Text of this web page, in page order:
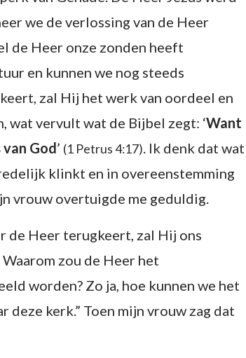
we de verlossing van de Heer
de Heer onze zonden heeft
en kunnen we nog steeds
zal Hij het werk van oordeel en
wat vervult wat de Bijbel zegt: ‘Want
God’ (1 Petrus 4:17). Ik denk dat wat
klinkt en in overeenstemming
vrouw overtuigde me geduldig.
de Heer terugkeert, zal Hij ons
zou de Heer het
worden? Zo ja, hoe kunnen we het
deze kerk.” Toen mijn vrouw zag dat